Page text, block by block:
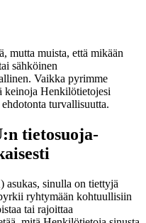
mutta muista, että mikään
sähköinen
Vaikka pyrimme
keinoja Henkilötietojesi
turvallisuutta.
tietosuoja-
asukas, sinulla on tiettyjä
ryhtymään kohtuullisiin
tai rajoittaa